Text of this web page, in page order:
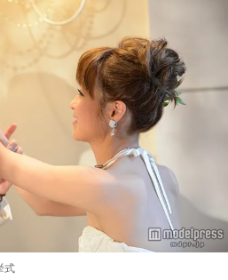
式